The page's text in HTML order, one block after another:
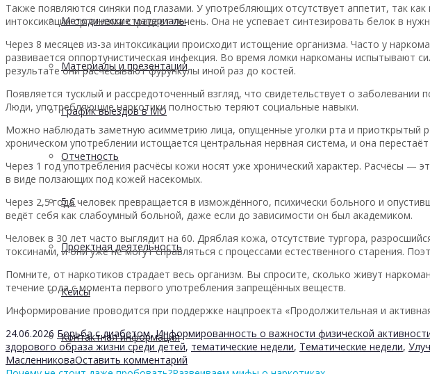
Методические материалы
Материалы и презентации
График выездов в МО
Отчетность
5 С
Проектная деятельность
Кейсы
Контактная информация
Также появляются синяки под глазами. У употребляющих отсутствует аппетит, так
интоксикации организма страдает печень. Она не успевает синтезировать белок в
Через 8 месяцев из-за интоксикации происходит истощение организма. Часто у
развивается оппортунистическая инфекция. Во время ломки наркоманы испытывают
результате они расчесывают фурункулы иной раз до костей.
Появляется тусклый и рассредоточенный взгляд, что свидетельствует о
Люди, употребляющие наркотики полностью теряют социальные навыки.
Можно наблюдать заметную асимметрию лица, опущенные уголки рта и приоткрытый
хроническом употреблении истощается центральная нервная система, и она
Через 1 год употребления расчёсы кожи носят уже хронический характер. Расчёсы —
в виде ползающих под кожей насекомых.
Через 2,5 года человек превращается в измождённого, психически больного и
ведёт себя как слабоумный больной, даже если до зависимости он был академиком.
Человек в 30 лет часто выглядит на 60. Дряблая кожа, отсутствие тургора,
токсинами, и они уже не могут справляться с процессами естественного старения.
Помните, от наркотиков страдает весь организм. Вы спросите, сколько живут
течение года с момента первого употребления запрещённых веществ.
Информирование проводится при поддержке нацпроекта «Продолжительная и
24.06.2026 Борьба с диабетом,Информированность о важности физической
здорового образа жизни среди детей, тематические недели, Тематические недели,
МасленниковаОставить комментарий